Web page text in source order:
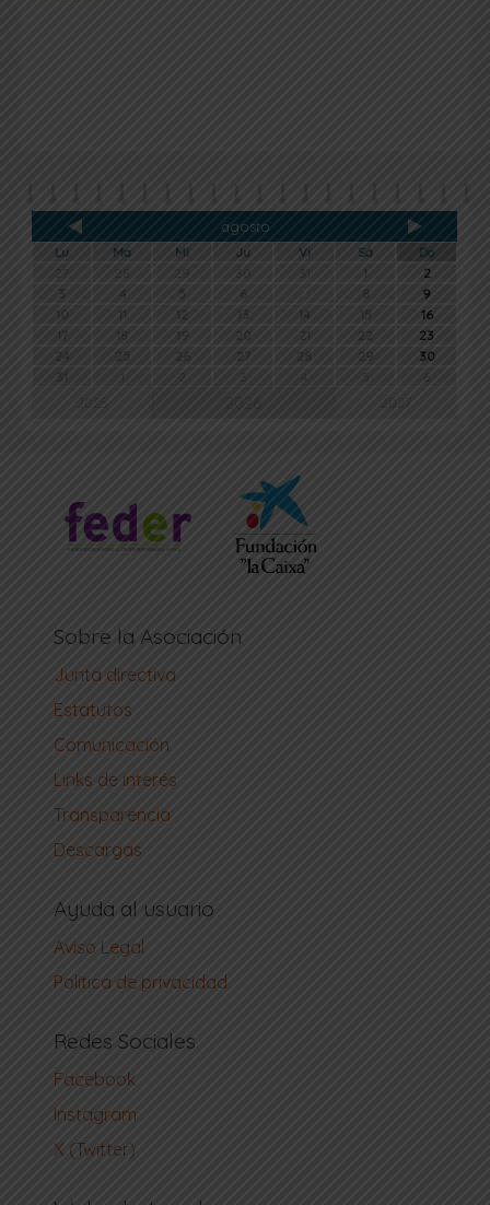
agosto
Lu Ma Mi Ju Vi Sá
Do
27
28 29 30 31 1
2
3
4 5 6 8
9
10
11 12 13 14 15
16
17
18 19 20 21 22
23
24
25 26 27 28 29
30
31
2 3 4 5 6
2027
Sobre la Asociación
Junta directiva
Estatutos
Comunicación
Links de interés
Transparencia
Descargas
Ayuda al usuario
Aviso Legal
Política de privacidad
Redes Sociales
Facebook
Instagram
X (Twitter)